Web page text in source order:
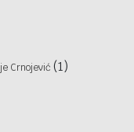
Crnojević (1)